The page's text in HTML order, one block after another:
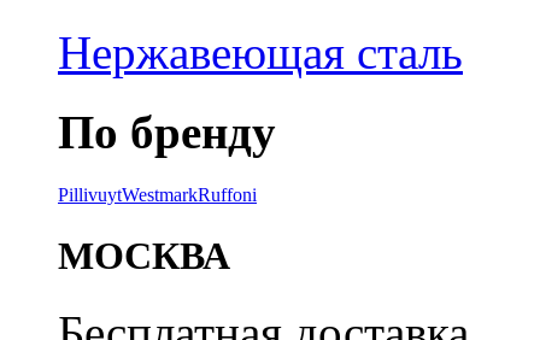
Нержавеющая сталь
По бренду
PillivuytWestmarkRuffoni
МОСКВА